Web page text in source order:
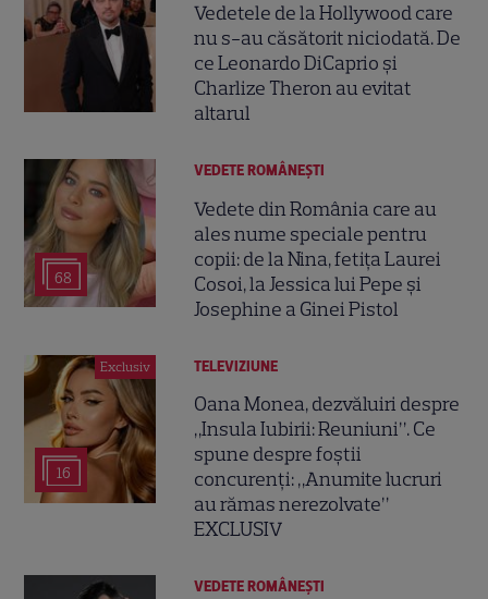
Vedetele de la Hollywood care
nu s-au căsătorit niciodată. De
ce Leonardo DiCaprio și
Charlize Theron au evitat
altarul
68
VEDETE ROMÂNEŞTI
Vedete din România care au
ales nume speciale pentru
copii: de la Nina, fetița Laurei
Cosoi, la Jessica lui Pepe și
Josephine a Ginei Pistol
Exclusiv
16
TELEVIZIUNE
Oana Monea, dezvăluiri despre
„Insula Iubirii: Reuniuni”. Ce
spune despre foștii
concurenți: „Anumite lucruri
au rămas nerezolvate”
EXCLUSIV
VEDETE ROMÂNEŞTI